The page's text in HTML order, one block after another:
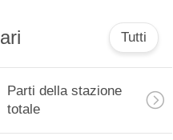
Tutti
Parti della stazione
totale